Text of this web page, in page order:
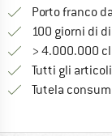
Porto franco
100 giorni di
> 4.000.000
Tutti gli
Tutela